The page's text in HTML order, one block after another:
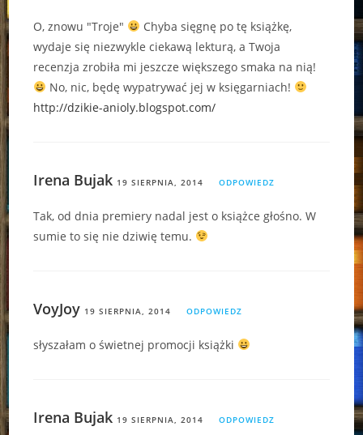
O, znowu "Troje"
Chyba sięgnę po tę książkę,
wydaje się niezwykle ciekawą lekturą, a Twoja
recenzja zrobiła mi jeszcze większego smaka na nią!
No, nic, będę wypatrywać jej w księgarniach!
http://dzikie-anioly.blogspot.com/
Irena Bujak 19 SIERPNIA, 2014 ODPOWIEDZ
Tak, od dnia premiery nadal jest o książce głośno. W
sumie to się nie dziwię temu.
VoyJoy 19 SIERPNIA, 2014 ODPOWIEDZ
słyszałam o świetnej promocji książki
Irena Bujak 19 SIERPNIA, 2014 ODPOWIEDZ